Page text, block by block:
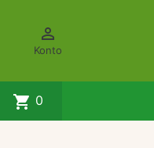

Konto
shopping_cart 0